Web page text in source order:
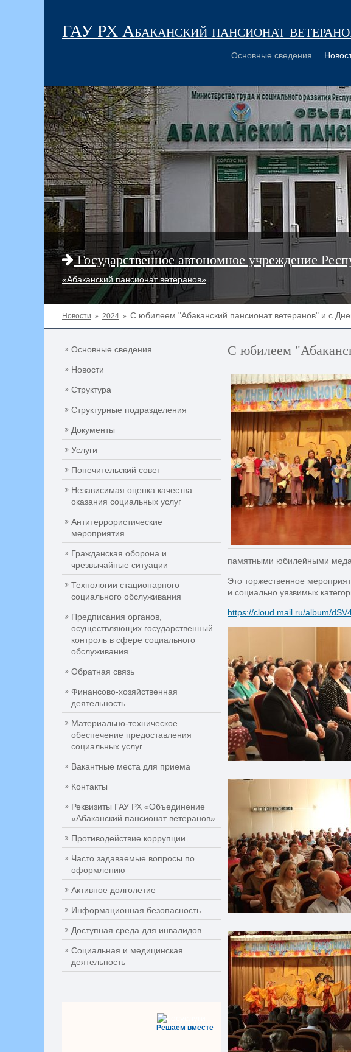
ГАУ РХ Абаканский пансионат
Основные сведения
Государственное автономное учреждение
«Абаканский пансионат ветеранов»
Новости 2024 С юбилеем "Абаканский пансионат ветеранов" и с
Основные сведения
Новости
Структура
Структурные подразделения
Документы
Услуги
Попечительский совет
Независимая оценка качества
оказания социальных услуг
Антитеррористические
мероприятия
Гражданская оборона и
чрезвычайные ситуации
Технологии стационарного
социального обслуживания
Предписания органов,
осуществляющих государственный
контроль в сфере социального
обслуживания
Обратная связь
Финансово-хозяйственная
деятельность
Материально-техническое
обеспечение предоставления
социальных услуг
Вакантные места для приема
Контакты
Реквизиты ГАУ РХ «Объединение
«Абаканский пансионат ветеранов»
Противодействие коррупции
Часто задаваемые вопросы по
оформлению
Активное долголетие
Информационная безопасность
Доступная среда для инвалидов
Социальная и медицинская
деятельность
Решаем вместе
С юбилеем
памятными юбилейными
Это торжественное
и социально уязвимых
https://cloud.mail.ru/album/